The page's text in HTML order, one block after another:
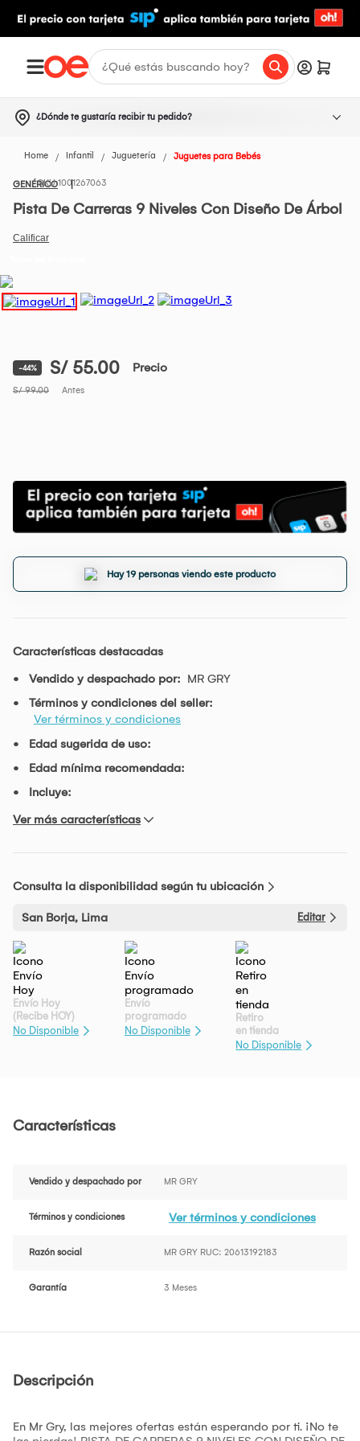
¿Dónde te gustaría recibir tu pedido?
Home Infantil Juguetería Juguetes para Bebés
GENÉRICO1001267063
Pista De Carreras 9 Niveles Con Diseño De Árbol
-44% S/ 55.00 Precio
S/ 99.00 Antes
Hay 19 personas viendo este producto
Características destacadas
Vendido y despachado por: MR GRY
Términos y condiciones del seller:
Ver términos y condiciones
Edad sugerida de uso:
Edad mínima recomendada:
Incluye:
Ver más características
Consulta la disponibilidad según tu ubicación
San Borja, Lima Editar
Envío Hoy
(Recibe HOY)
No Disponible
Envío
programado
No Disponible
Retiro
en tienda
No Disponible
Características
Vendido y despachado por MR GRY
Términos y condiciones Ver términos y condiciones
Razón social MR GRY RUC: 20613192183
Garantía 3 Meses
Descripción
En Mr Gry, las mejores ofertas están esperando por ti. ¡No te